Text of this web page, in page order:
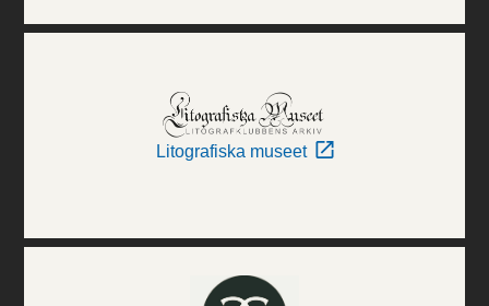
Litografiska museet